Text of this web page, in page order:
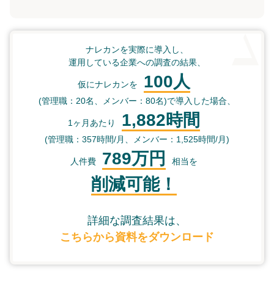
ナレカンを実際に導入し、
運用している企業への調査の結果、
仮にナレカンを 100人
(管理職：20名、メンバー：80名)で導入した場合、
1ヶ月あたり 1,882時間
(管理職：357時間/月、メンバー：1,525時間/月)
人件費 789万円 相当を
削減可能！
詳細な調査結果は、
こちらから資料をダウンロード